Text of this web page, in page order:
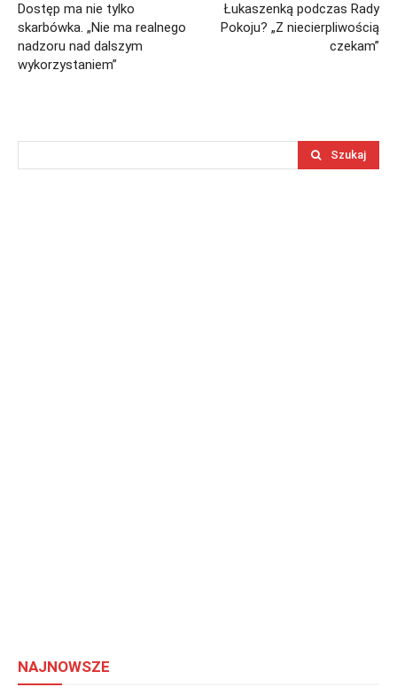
Dostęp ma nie tylko
skarbówka. „Nie ma realnego
nadzoru nad dalszym
wykorzystaniem”
Łukaszenką podczas Rady
Pokoju? „Z niecierpliwością
czekam”
Szukaj
NAJNOWSZE